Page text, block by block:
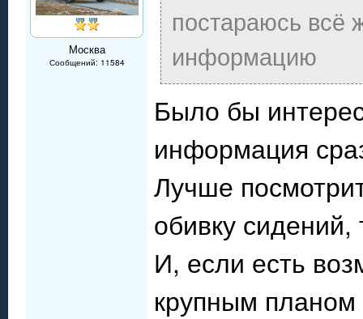
Москва
Сообщений: 11584
постараюсь всё
информацию
Было бы
информация
Лучше
обивку
И, если есть
крупным планом